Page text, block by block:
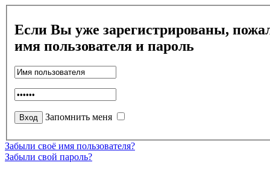
Если Вы уже зарегистрированы,
имя пользователя и пароль
Запомнить меня
Забыли своё имя пользователя?
Забыли свой пароль?